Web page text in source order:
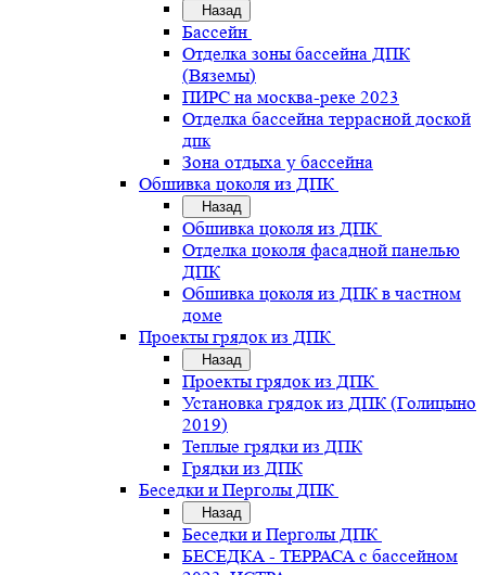
Назад
Бассейн
Отделка зоны бассейна ДПК
(Вяземы)
ПИРС на москва-реке 2023
Отделка бассейна террасной доской
дпк
Зона отдыха у бассейна
Обшивка цоколя из ДПК
Назад
Обшивка цоколя из ДПК
Отделка цоколя фасадной панелью
ДПК
Обшивка цоколя из ДПК в частном
доме
Проекты грядок из ДПК
Назад
Проекты грядок из ДПК
Установка грядок из ДПК (Голицыно
2019)
Теплые грядки из ДПК
Грядки из ДПК
Беседки и Перголы ДПК
Назад
Беседки и Перголы ДПК
БЕСЕДКА - ТЕРРАСА с бассейном